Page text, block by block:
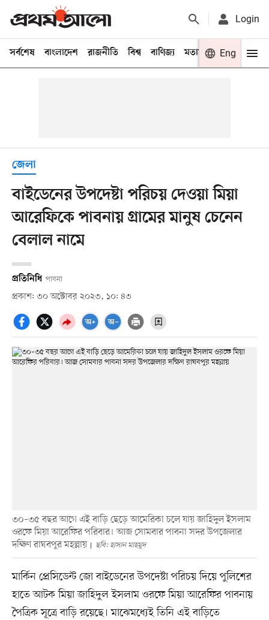
Login
সর্বশেষ বাংলাদেশ রাজনীতি বিশ্ব বাণিজ্য মতামত খেলা
Eng
জেলা
বাইডেনের উপদেষ্টা পরিচয় দেওয়া মিয়া
আরেফিকে পাবনায় গ্রামের মানুষ চেনেন
বেলাল নামে
প্রতিনিধি পাবনা
প্রকাশ: ৩০ অক্টোবর ২০২৩, ১০: ৪৩
৩০–৩৫ বছর আগে এই বাড়ি ছেড়ে আমেরিকা চলে যায় জাহিদুল ইসলাম
ওরফে মিয়া আরেফির পরিবার। আজ সোমবার পাবনা সদর উপজেলার
দক্ষিণ রাঘবপুর মহল্লায়
ছবি: হাসান মাহমুদ
মার্কিন প্রেসিডেন্ট জো বাইডেনের উপদেষ্টা পরিচয় দিয়ে পুলিশের
হাতে আটক মিয়া জাহিদুল ইসলাম ওরফে মিয়া আরেফির পাবনায়
পৈত্রিক সূত্রে বাড়ি রয়েছে। মাঝেমধ্যেই তিনি এই বাড়িতে